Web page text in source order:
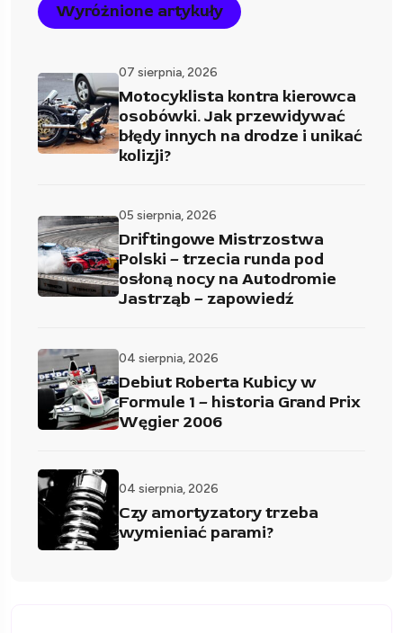
Wyróżnione artykuły
07 sierpnia, 2026
Motocyklista kontra kierowca
osobówki. Jak przewidywać
błędy innych na drodze i unikać
kolizji?
05 sierpnia, 2026
Driftingowe Mistrzostwa
Polski – trzecia runda pod
osłoną nocy na Autodromie
Jastrząb – zapowiedź
04 sierpnia, 2026
Debiut Roberta Kubicy w
Formule 1 – historia Grand Prix
Węgier 2006
04 sierpnia, 2026
Czy amortyzatory trzeba
wymieniać parami?